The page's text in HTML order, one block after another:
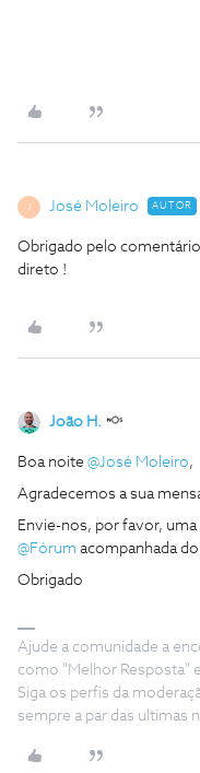
José Moleiro AUTOR
Obrigado pelo
direto !
João H.
Boa noite @José Moleiro,
Agradecemos a sua
Envie-nos, por favor,
@Fórum acompanhada
Obrigado
Ajude a comunidade a
como "Melhor Resposta"
Siga os perfis da
sempre a par das ultimas